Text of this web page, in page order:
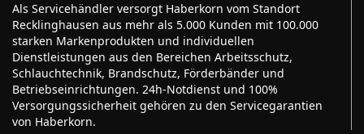
Als Servicehändler versorgt Haberkorn vom Standort
Recklinghausen aus mehr als 5.000 Kunden mit 100.000
starken Markenprodukten und individuellen
Dienstleistungen aus den Bereichen Arbeitsschutz,
Schlauchtechnik, Brandschutz, Förderbänder und
Betriebseinrichtungen. 24h-Notdienst und 100%
Versorgungssicherheit gehören zu den Servicegarantien
von Haberkorn.